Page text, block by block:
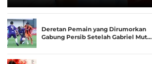
Spesialis Runner-up Menjadi
Juara
Deretan Pemain yang Dirumorkan
Gabung Persib Setelah Gabriel Mut…